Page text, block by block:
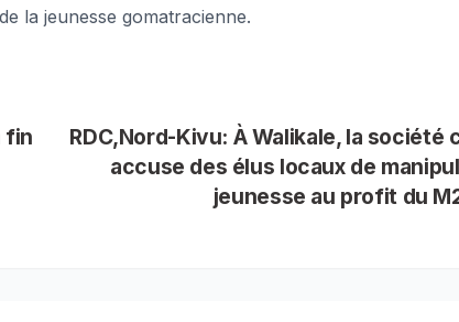
la jeunesse gomatracienne.
RDC,Nord-Kivu: À Walikale, la société
accuse des élus locaux de
jeunesse au profit du
fin